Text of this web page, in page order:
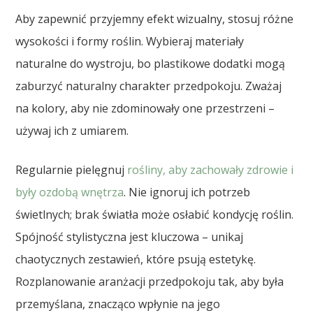
Aby zapewnić przyjemny efekt wizualny, stosuj różne
wysokości i formy roślin. Wybieraj materiały
naturalne do wystroju, bo plastikowe dodatki mogą
zaburzyć naturalny charakter przedpokoju. Zważaj
na kolory, aby nie zdominowały one przestrzeni –
używaj ich z umiarem.
Regularnie pielęgnuj rośliny, aby zachowały zdrowie i
były ozdobą wnętrza. Nie ignoruj ich potrzeb
świetlnych; brak światła może osłabić kondycję roślin.
Spójność stylistyczna jest kluczowa – unikaj
chaotycznych zestawień, które psują estetykę.
Rozplanowanie aranżacji przedpokoju tak, aby była
przemyślana, znacząco wpłynie na jego